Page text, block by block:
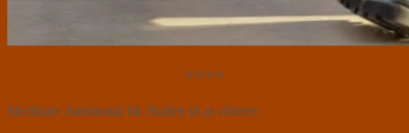
⭐⭐⭐⭐
Meditativ durational fik Hallen til at vibrere.